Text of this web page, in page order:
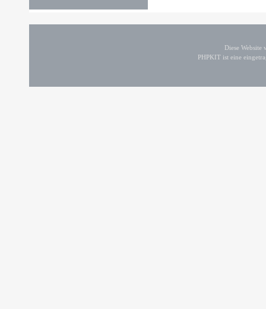
Diese
PHPKIT ist eine